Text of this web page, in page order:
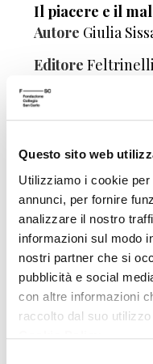
Questo sito web
Utilizziamo i cookie
annunci, per fornire
analizzare il nostro
informazioni sul modo
nostri partner che si
pubblicità e social
con altre informazioni
raccolto dal suo
Il piacere e il
Autore Giulia
Editore Feltrinelli
Anno
L'estetica antica
Editore Laterza
Anno